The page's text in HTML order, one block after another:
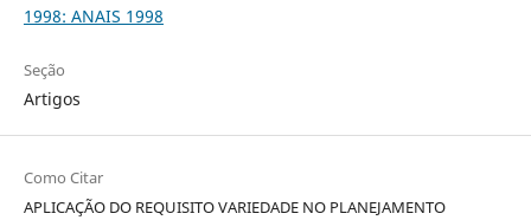
1998: ANAIS 1998
Seção
Artigos
Como Citar
APLICAÇÃO DO REQUISITO VARIEDADE NO PLANEJAMENTO